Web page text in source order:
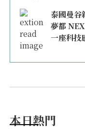
泰國曼
夢都
一座科技
本日熱門